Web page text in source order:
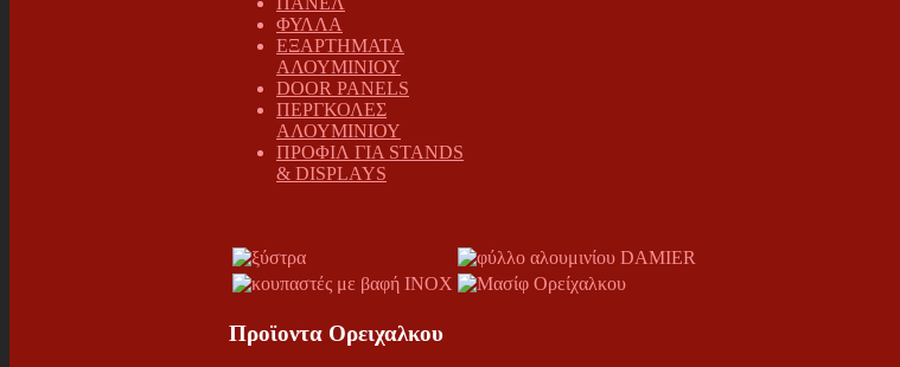
ΦΥΛΛΑ
ΕΞΑΡΤΗΜΑΤΑ
ΑΛΟΥΜΙΝΙΟΥ
DOOR PANELS
ΠΕΡΓΚΟΛΕΣ
ΑΛΟΥΜΙΝΙΟΥ
ΠΡΟΦΙΛ ΓΙΑ STANDS
& DISPLAYS
Προϊοντα Ορειχαλκου